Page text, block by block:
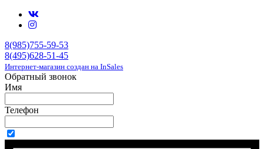
8(985)755-59-53
8(495)628-51-45
Интернет-магазин создан на InSales
Обратный звонок
Имя
Телефон